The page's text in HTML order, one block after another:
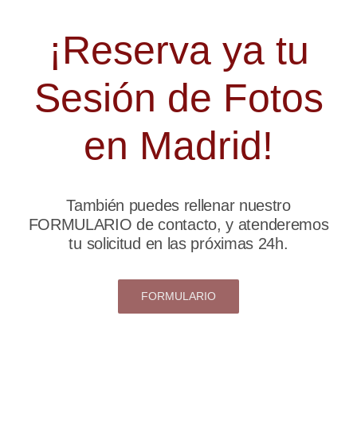
¡Reserva ya tu
Sesión de Fotos
en Madrid!
También puedes rellenar nuestro
FORMULARIO de contacto, y atenderemos
tu solicitud en las próximas 24h.
FORMULARIO